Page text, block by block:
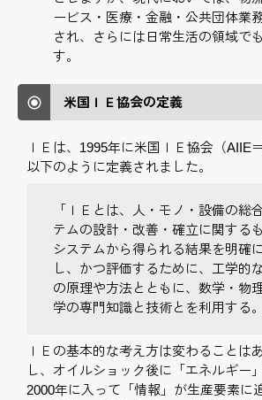
ービス・医療・金融・公共団体業
され、さらには日常生活の領域で
す。
米国ＩＥ協会の定義
ＩＥは、1995年に米国ＩＥ協会（AIIE
以下のように定義されました。
「ＩＥとは、人・モノ・設備の総
テムの設計・改善・確立に関する
システムから得られる結果を明確
し、かつ評価するために、工学的
の原理や方法とともに、数学・物
学の専門知識と技術とを利用する。
ＩＥの基本的な考え方は変わることは
し、オイルショック後に「エネルギー
2000年に入って「情報」が生産要素に